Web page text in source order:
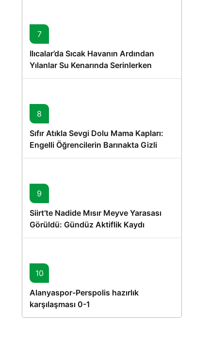
7
Ilıcalar’da Sıcak Havanın Ardından
Yılanlar Su Kenarında Serinlerken
Görüntülendi
8
Sıfır Atıkla Sevgi Dolu Mama Kapları:
Engelli Öğrencilerin Barınakta Gizli
Dostları İçin Gönüllü Proje
9
Siirt’te Nadide Mısır Meyve Yarasası
Görüldü: Gündüz Aktiflik Kaydı
10
Alanyaspor-Perspolis hazırlık
karşılaşması 0-1